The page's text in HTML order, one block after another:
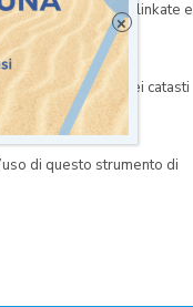
Tutte le leggi sono linkate e
anche l’elenco dei catasti
di questo strumento di
×